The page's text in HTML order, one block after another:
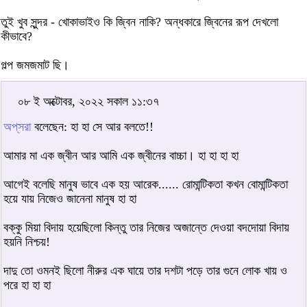
তুই খুব সুন্দর - খোকাভাইও কি জ্বিন নাকি? অন্ধকারে জ্বিনের রূপ দেখলো
কীভাবে?
গল্প জমজমাট ছি।
০৮ ই অক্টোবর, ২০২২ সকাল ১১:৩৭
অপ্‌সরাবলেছেন: হা হা সে আর বলতে!!
আমার মা এক জ্বীন আর আমি এক জ্বীনের বাচ্চা। হা হা হা হা
আগেই বলেছি মানুষ ভাবে এক হয় আরেক...... রোমান্টিকতা কখন বোমান্টিকতা
হয়ে যায় নিজেও জানেনা মানুষ হা হা
বক্কু মিয়া বিদায় হয়েছিলো কিন্তু তার নিজের অজান্তে দেওয়া বদদোয়া বিদায়
হয়নি নিশ্চয়!
দাদু তো ওমনই ছিলো নীরুর এক ঘায়ে তার দশটা পড়ে তার গুনে লোক খায় ও
পরে হা হা হা